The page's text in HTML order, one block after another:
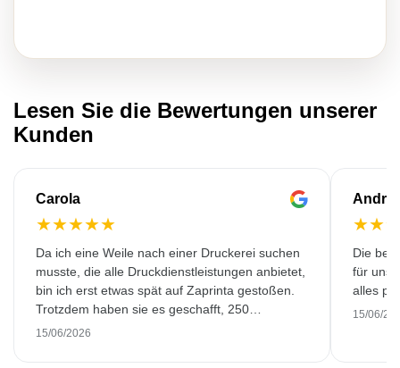
Lesen Sie die Bewertungen unserer
Kunden
Carola
★★★★★
Da ich eine Weile nach einer Druckerei suchen
musste, die alle Druckdienstleistungen anbietet,
bin ich erst etwas spät auf Zaprinta gestoßen.
Trotzdem haben sie es geschafft, 250
wunderschön bedruckte Emaillebecher
15/06/2026
★★
Die
für
alles
15/06/